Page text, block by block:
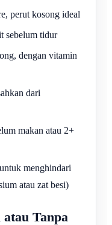
perut kosong ideal
sebelum tidur
dengan vitamin
dari
makan atau 2+
menghindari
atau zat besi)
Tanpa